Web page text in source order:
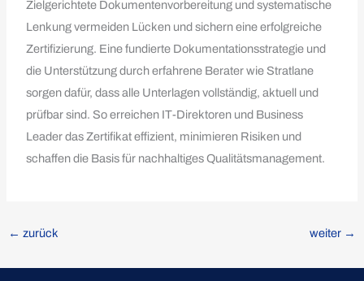
Zielgerichtete Dokumentenvorbereitung und systematische
Lenkung vermeiden Lücken und sichern eine erfolgreiche
Zertifizierung. Eine fundierte Dokumentationsstrategie und
die Unterstützung durch erfahrene Berater wie Stratlane
sorgen dafür, dass alle Unterlagen vollständig, aktuell und
prüfbar sind. So erreichen IT-Direktoren und Business
Leader das Zertifikat effizient, minimieren Risiken und
schaffen die Basis für nachhaltiges Qualitätsmanagement.
← zurück weiter →